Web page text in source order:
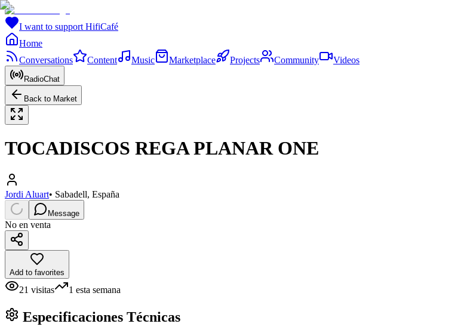
I want to support HifiCafé
Home
Conversations
Content Music Marketplace Projects Community Videos
RadioChat
Back to Market
TOCADISCOS REGA PLANAR ONE
Jordi Aluart• Sabadell, España
Message
No en venta
Add to favorites
21 visitas 1 esta semana
Especificaciones Técnicas